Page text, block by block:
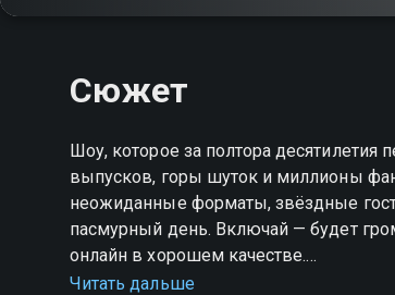
Сюжет
Шоу, которое за полтора
выпусков, горы шуток и миллионы
неожиданные форматы, звёздные
пасмурный день. Включай — будет
онлайн в хорошем качестве.
Читать дальше